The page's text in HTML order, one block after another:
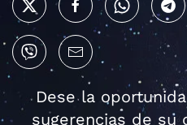
Dese la
sugerencias de su